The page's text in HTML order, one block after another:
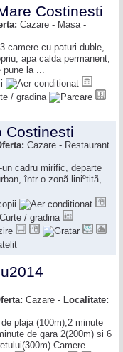
Costinesti
Cazare - Masa -
camere cu paturi duble,
apa calda permanent,
pune la ...
Costinesti
Cazare - Restaurant
cadru mirific, departe
într-o zonã liniºtitã,
Cazare - Localitate:
plaja (100m),2 minute
de gara 2(200m) si 6
...